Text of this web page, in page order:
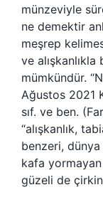
münzeviyle
ne demektir
meşrep
ve
mümkündür.
Ağustos 2021
sıf. ve ben.
“alışkanlık,
benzeri,
kafa
güzeli de